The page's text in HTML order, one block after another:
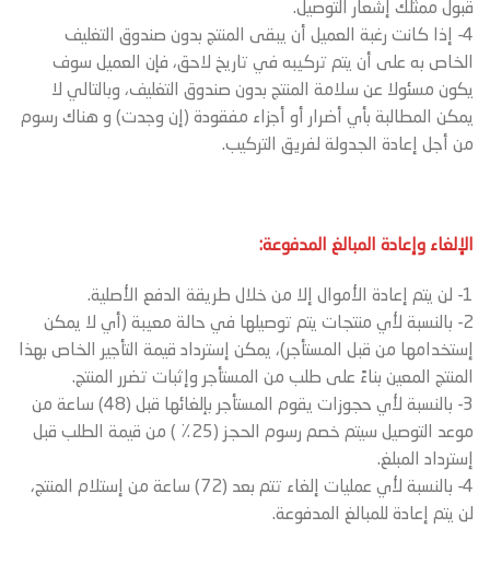
قبول ممثلك إشعار التوصيل.
4- إذا كانت رغبة العميل أن يبقى المنتج بدون صندوق التغليف
الخاص به على أن يتم تركيبه في تاريخ لاحق، فإن العميل سوف
يكون مسئولا عن سلامة المنتج بدون صندوق التغليف، وبالتالي لا
يمكن المطالبة بأي أضرار أو أجزاء مفقودة (إن وجدت) و هناك رسوم
من أجل إعادة الجدولة لفريق التركيب.
الإلغاء وإعادة المبالغ المدفوعة:
1- لن يتم إعادة الأموال إلا من خلال طريقة الدفع الأصلية.
2- بالنسبة لأي منتجات يتم توصيلها في حالة معيبة (أي لا يمكن
إستخدامها من قبل المستأجر)، يمكن إسترداد قيمة التأجير الخاص بهذا
المنتج المعين بناءً على طلب من المستأجر وإثبات تضرر المنتج.
3- بالنسبة لأي حجوزات يقوم المستأجر بإلغائها قبل (48) ساعة من
موعد التوصيل سيتم خصم رسوم الحجز (25٪ ) من قيمة الطلب قبل
إسترداد المبلغ.
4- بالنسبة لأي عمليات إلغاء تتم بعد (72) ساعة من إستلام المنتج،
لن يتم إعادة للمبالغ المدفوعة.